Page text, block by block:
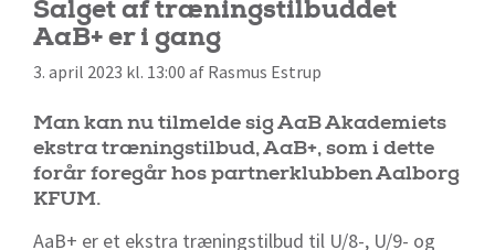
Salget af træningstilbuddet
AaB+ er i gang
3. april 2023 kl. 13:00 af Rasmus Estrup
Man kan nu tilmelde sig AaB Akademiets
ekstra træningstilbud, AaB+, som i dette
forår foregår hos partnerklubben Aalborg
KFUM.
AaB+ er et ekstra træningstilbud til U/8-, U/9- og